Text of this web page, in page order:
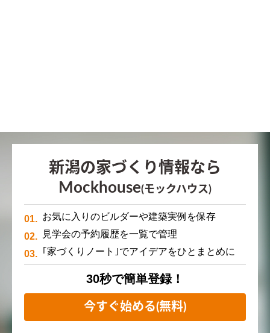
新潟の家づくり情報なら
Mockhouse(モックハウス)
お気に入りのビルダーや建築実例を保存
見学会の予約履歴を一覧で管理
｢家づくりノート｣でアイデアをひとまとめに
30秒で簡単登録！
今すぐ始める(無料)